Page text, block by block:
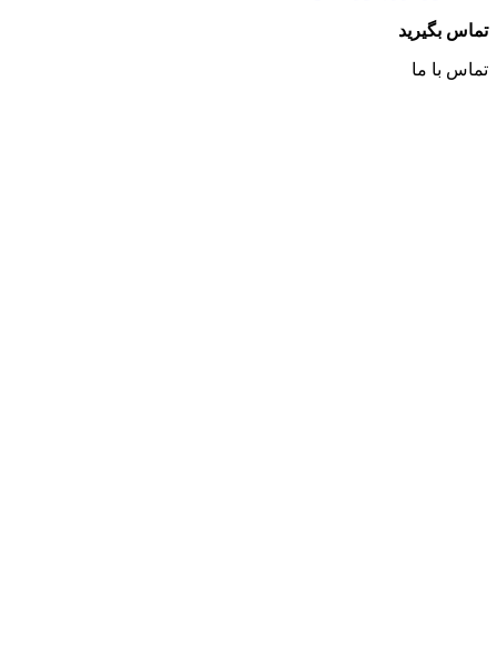
تماس بگیرید
تماس با ما